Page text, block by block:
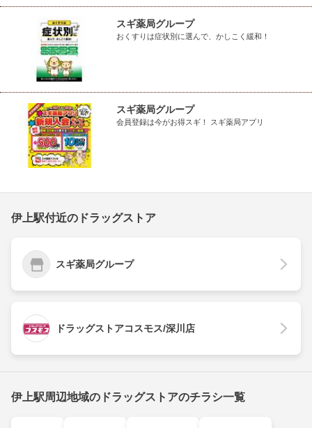
スギ薬局グループ
おくすりは症状別に選んで、かしこく緩和！
スギ薬局グループ
会員登録は今がお得スギ！ スギ薬局アプリ
伊上駅付近のドラッグストア
スギ薬局グループ
ドラッグストアコスモス/深川店
伊上駅周辺地域のドラッグストアのチラシ一覧